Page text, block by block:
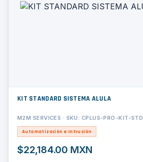
KIT STANDARD SISTEMA ALULA
M2M SERVICES · SKU: CPLUS-PRO-KIT-STD
Automatización e Intrusión
$22,184.00 MXN